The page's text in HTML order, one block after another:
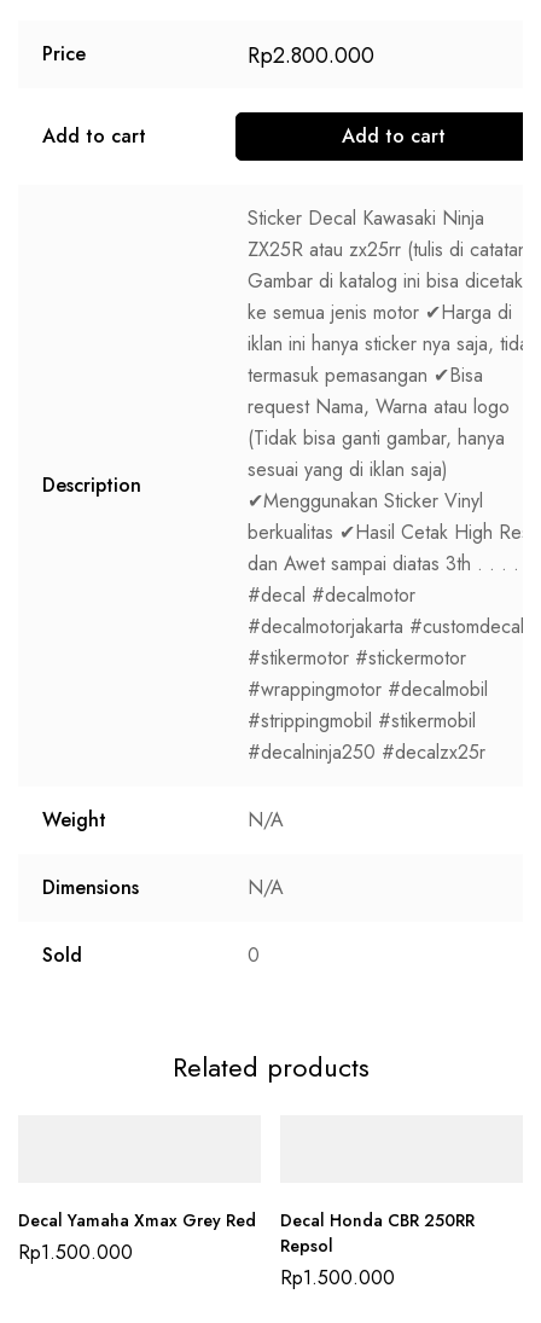
Price Rp2.800.000
Add to cart Add to cart
Description
Sticker Decal Kawasaki Ninja
ZX25R atau zx25rr (tulis di catatan)
Gambar di katalog ini bisa dicetak
ke semua jenis motor ✔Harga di
iklan ini hanya sticker nya saja, tidak
termasuk pemasangan ✔Bisa
request Nama, Warna atau logo
(Tidak bisa ganti gambar, hanya
sesuai yang di iklan saja)
✔Menggunakan Sticker Vinyl
berkualitas ✔Hasil Cetak High Res
dan Awet sampai diatas 3th . . . .
#decal #decalmotor
#decalmotorjakarta #customdecal
#stikermotor #stickermotor
#wrappingmotor #decalmobil
#strippingmobil #stikermobil
#decalninja250 #decalzx25r
Weight N/A
Dimensions N/A
Sold 0
Related products
Decal Yamaha Xmax Grey Red
Rp1.500.000
Decal Honda CBR 250RR
Repsol
Rp1.500.000